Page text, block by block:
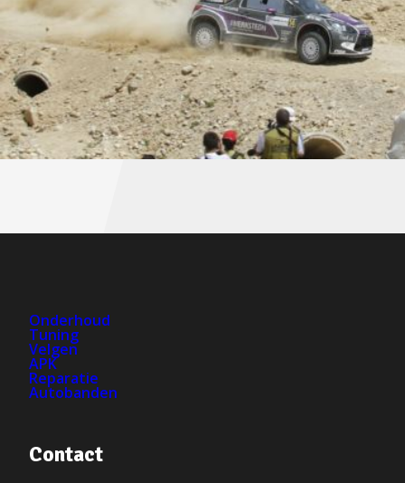
Onderhoud
Tuning
Velgen
APK
Reparatie
Autobanden
Contact